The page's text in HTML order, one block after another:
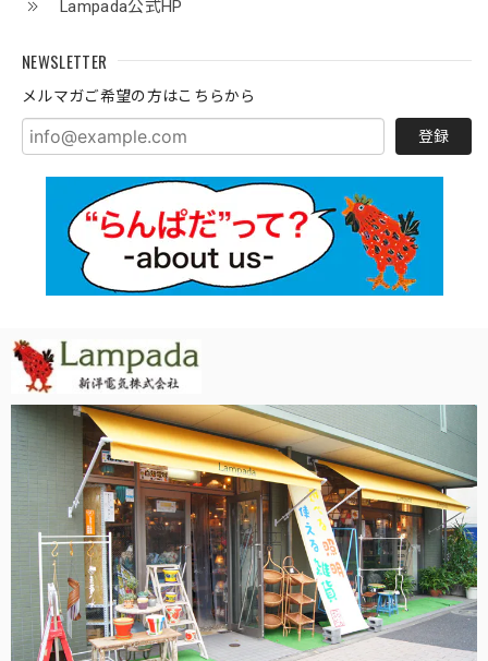
Lampada公式HP
NEWSLETTER
メルマガご希望の方はこちらから
登録